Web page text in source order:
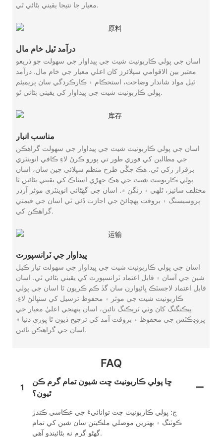
معيار جا نتيجا يقيني بڻائي ٿي.
درآمد ٿيل خام مال
اسان جي پولي ڪاربونيٽ شيٽ جي پيداوار جي سهولت جو ذريعو
معتبر بين الاقوامي سپلائرز کان اعلي معيار جي خام مال. درآمد
ٿيل مواد شاندار وضاحت، استحڪام ۽ ڪارڪردگي سان پريميئم
پولي ڪاربونيٽ شيٽ جي پيداوار کي يقيني بڻائي ٿو.
مناسب انبار
اسان جي پولي ڪاربونيٽ شيٽ جي پيداوار جي سهولت گراهڪن
جي مطالبن کي فوري طور تي پورو ڪرڻ لاءِ ڪافي انوینٽري
برقرار رکي ٿي. هڪ چڱي طرح منظم سپلائي چين سان، اسان
پولي ڪاربونيٽ شيٽ جي هڪ جهڙي اسٽاڪ کي يقيني بڻائين ٿا
مختلف سائيز، ٿلهي ۽ رنگن ۾. اسان جي گهڻائي انوینٽري موثر آرڊر
پروسيسنگ ۽ بروقت پهچائڻ جي اجازت ڏئي ٿي اسان جي قيمتي
گراهڪن کي.
پيداوار جي ٽرانسپورٽ
اسان جي پولي ڪاربونيٽ شيٽ جي پيداوار جي سهولت تيار ڪيل
شين جي آسان ۽ قابل اعتماد ٽرانسپورٽ کي يقيني بڻائي ٿي. اسان
قابل اعتماد لاجسٽڪ ڀائيوارن سان گڏ ڪم ڪريون ٿا اسان جي پولي
ڪاربونيٽ شيٽ جي موثر ۽ محفوظ ترسيل کي سنڀالڻ لاءِ.
پيڪنگنگ کان وٺي ٽريڪنگ تائين، اسان پنهنجي اعليٰ معيار جي
پروڊڪٽس جي محفوظ ۽ بروقت آمد کي ترجيح ڏيون ٿا پوري دنيا ۾
اسان جي گراهڪن تائين.
FAQ
1
ڇا پولي ڪاربونيٽ ڇت شيون تمام گرم ڪن
ٿيون؟
ج: پولي ڪاربونيٽ ڇت توانائيءَ جي عڪاسي ڪندڙ
ڪوٽنگ ۽ بهترين موصلي ملڪيتن سان شين کي تمام
گهڻو گرم نه بڻائيندو آهي.